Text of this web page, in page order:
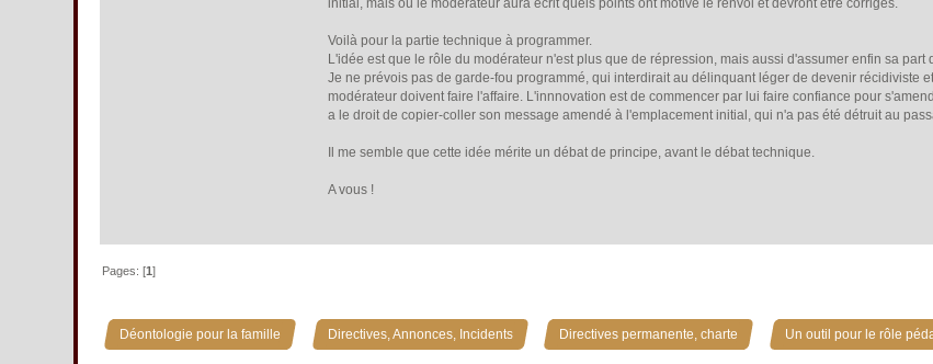
initial, mais où le modérateur aura écrit quels points ont motivé le renvoi et devront être corrigés.
Voilà pour la partie technique à programmer.
L'idée est que le rôle du modérateur n'est plus que de répression, mais aussi d'assumer enfin sa part
Je ne prévois pas de garde-fou programmé, qui interdirait au délinquant léger de devenir récidiviste
modérateur doivent faire l'affaire. L'innnovation est de commencer par lui faire confiance pour
a le droit de copier-coller son message amendé à l'emplacement initial, qui n'a pas été détruit au
Il me semble que cette idée mérite un débat de principe, avant le débat technique.
A vous !
Pages: [1]
Déontologie pour la famille » Directives, Annonces, Incidents » Directives permanente, charte » Un outil pour le rôle